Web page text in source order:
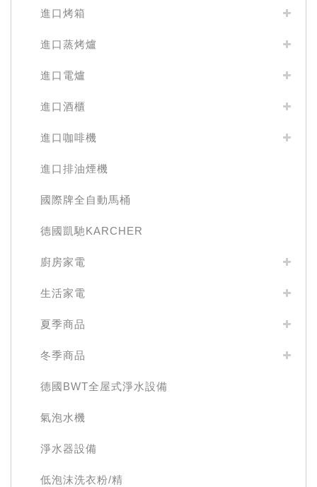
進口烤箱
進口蒸烤爐
進口電爐
進口酒櫃
進口咖啡機
進口排油煙機
國際牌全自動馬桶
德國凱馳KARCHER
廚房家電
生活家電
夏季商品
冬季商品
德國BWT全屋式淨水設備
氣泡水機
淨水器設備
低泡沫洗衣粉/精